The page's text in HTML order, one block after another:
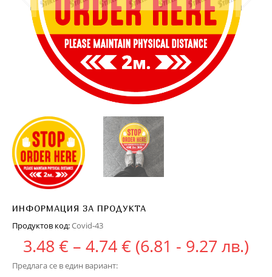
ИНФОРМАЦИЯ ЗА ПРОДУКТА
Продуктов код:Covid-43
3.48 € – 4.74€ Price range: 3.48
(6.81 - 9.27 лв.)
Предлага се в един вариант: